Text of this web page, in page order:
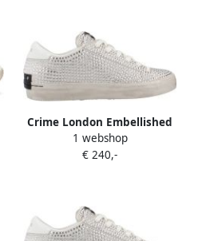
Crime London Embellished
Lace-Up Sneakers with
Graffiti Print Casual
1 webshop
€ 240,-